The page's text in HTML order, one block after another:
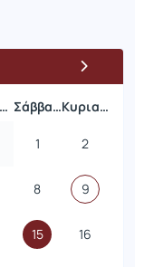
Παρασκευή Σάββατο Κυριακή
1 2
8 9
15 16